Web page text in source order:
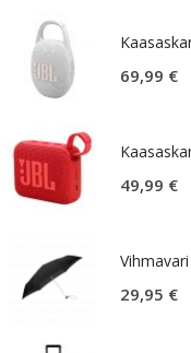
69,99 €
49,99 €
29,95 €